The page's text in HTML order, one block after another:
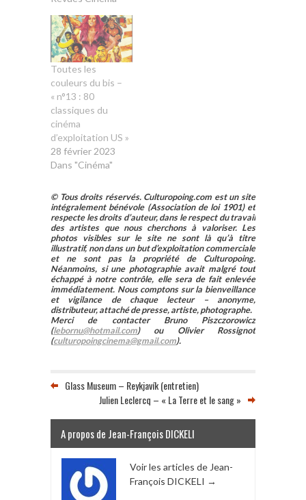
Toutes les
couleurs du bis –
« n°13 : 80
classiques du
cinéma
d’exploitation US »
28 février 2023
Dans "Cinéma"
© Tous droits réservés. Culturopoing.com est un site
intégralement bénévole (Association de loi 1901) et
respecte les droits d’auteur, dans le respect du travail
des artistes que nous cherchons à valoriser. Les
photos visibles sur le site ne sont là qu’à titre
illustratif, non dans un but d’exploitation commerciale
et ne sont pas la propriété de Culturopoing.
Néanmoins, si une photographie avait malgré tout
échappé à notre contrôle, elle sera de fait enlevée
immédiatement. Nous comptons sur la bienveillance
et vigilance de chaque lecteur – anonyme,
distributeur, attaché de presse, artiste, photographe.
Merci de contacter Bruno Piszczorowicz
(lebornu@hotmail.com) ou Olivier Rossignot
(culturopoingcinema@gmail.com).
Glass Museum – Reykjavík (entretien)
Julien Leclercq – « La Terre et le sang »
A propos de Jean-François DICKELI
Voir les articles de Jean-
François DICKELI →